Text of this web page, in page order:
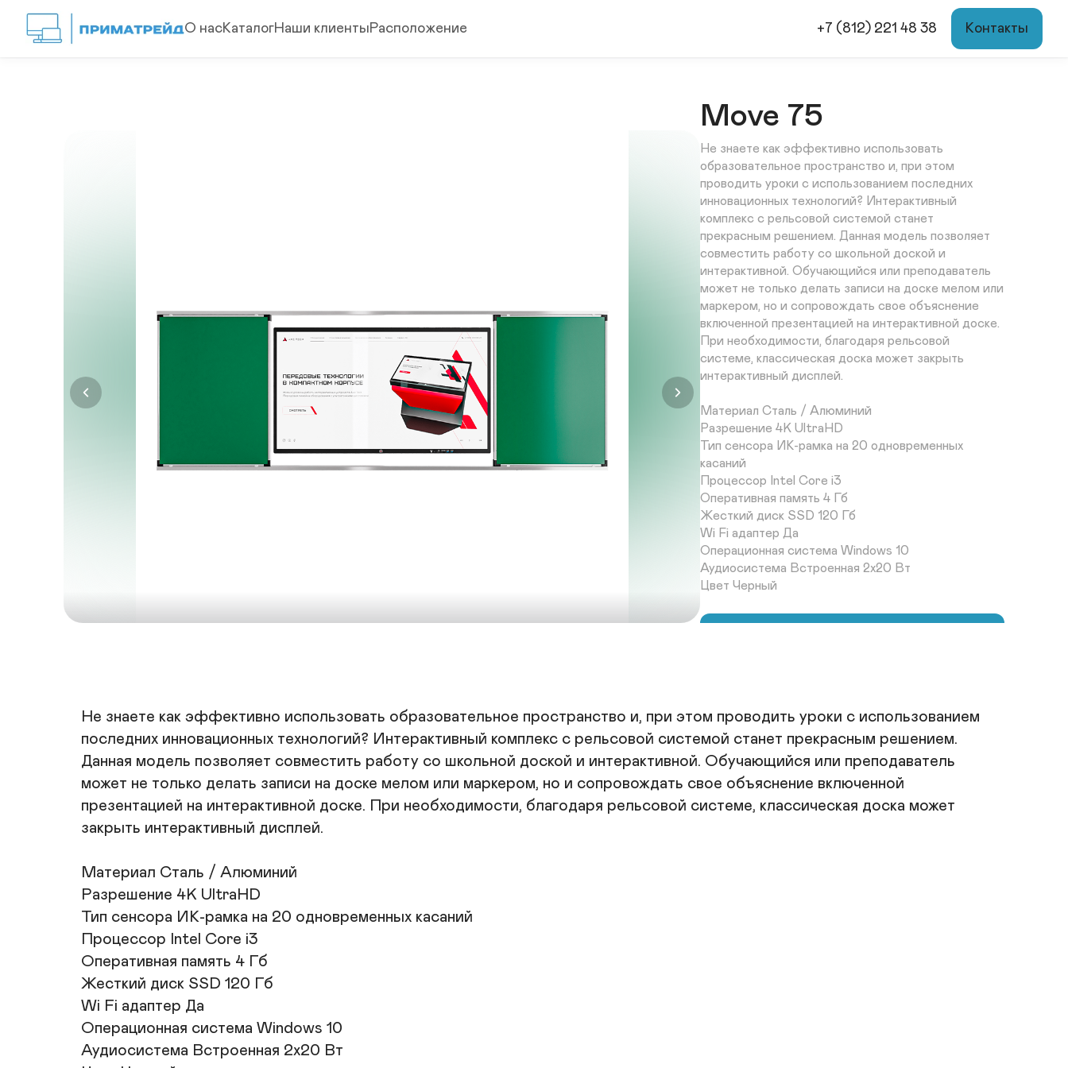
О насКаталогНаши клиентыРасположение +7 (812) 221 48 38 Контакты
Move 75
Не знаете как эффективно использовать
образовательное пространство и, при этом
проводить уроки с использованием последних
инновационных технологий? Интерактивный
комплекс с рельсовой системой станет
прекрасным решением. Данная модель позволяет
совместить работу со школьной доской и
интерактивной. Обучающийся или преподаватель
может не только делать записи на доске мелом или
маркером, но и сопровождать свое объяснение
включенной презентацией на интерактивной доске.
При необходимости, благодаря рельсовой
системе, классическая доска может закрыть
интерактивный дисплей.
Материал Сталь / Алюминий
Разрешение 4K UltraHD
Тип сенсора ИК-рамка на 20 одновременных
касаний
Процессор Intel Core i3
Оперативная память 4 Гб
Жесткий диск SSD 120 Гб
Wi Fi адаптер Да
Операционная система Windows 10
Аудиосистема Встроенная 2х20 Вт
Не знаете как эффективно использовать образовательное пространство и, при этом проводить уроки с использованием
последних инновационных технологий? Интерактивный комплекс с рельсовой системой станет прекрасным решением.
Данная модель позволяет совместить работу со школьной доской и интерактивной. Обучающийся или преподаватель
может не только делать записи на доске мелом или маркером, но и сопровождать свое объяснение включенной
презентацией на интерактивной доске. При необходимости, благодаря рельсовой системе, классическая доска может
закрыть интерактивный дисплей.
Материал Сталь / Алюминий
Разрешение 4K UltraHD
Тип сенсора ИК-рамка на 20 одновременных касаний
Процессор Intel Core i3
Оперативная память 4 Гб
Жесткий диск SSD 120 Гб
Wi Fi адаптер Да
Операционная система Windows 10
Аудиосистема Встроенная 2х20 Вт